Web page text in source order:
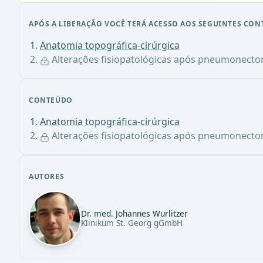
CONTEÚDO
Anatomia topográfica-cirúrgica
Alterações fisiopatológicas após
AUTORES
Dr. med. Johannes Wurlitzer
Klinikum St. Georg gGmbH
APÓS A LIBERAÇÃO VOCÊ TERÁ ACESSO AOS SEGUINTES
Anatomia topográfica-cirúrgica
Alterações fisiopatológicas após